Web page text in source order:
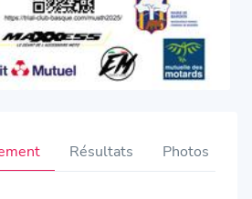
Résultats Photos